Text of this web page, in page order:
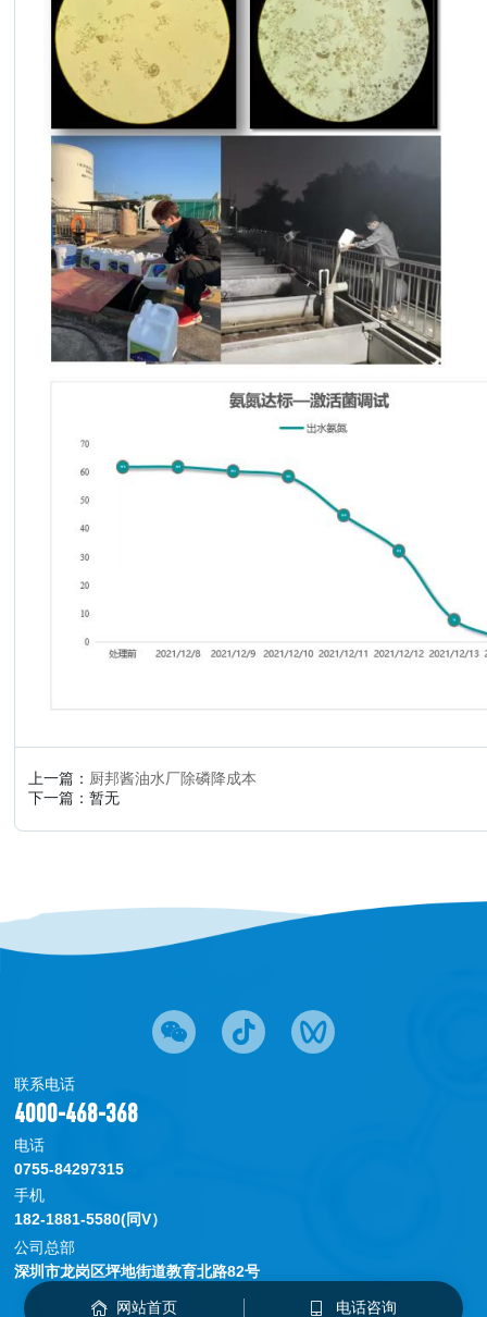
上一篇： 厨邦酱油水厂除磷降成本
下一篇：暂无
联系电话
4000-468-368
电话
0755-84297315
手机
182-1881-5580(同V）
公司总部
深圳市龙岗区坪地街道教育北路82号
网站首页 电话咨询